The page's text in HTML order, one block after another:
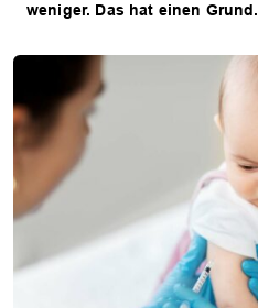
weniger. Das hat einen Grund.